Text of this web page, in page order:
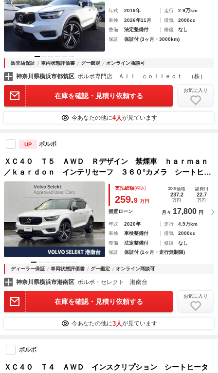
年式 2019年 走行
2.9万km
車検
2026年11月 排気
2000cc
整備
法定整備付 修復
なし
保証
保証付 (3ヶ月・3000km)
販売店保証 車両状態評価書 グー鑑定 オンライン商談可
神奈川県横浜市都筑区 ボルボ専門店 Ａｌｌ ｃｏｌｌｅｃｔ （株）オールコレクト
在庫を確認・見積り依頼する
お気に入り
今あなたの他に4人が見ています
UP ボルボ
ＸＣ４０ Ｔ５ ＡＷＤ Ｒデザイン 禁煙車 ｈａｒｍａｎ
／ｋａｒｄｏｎ インテリセーフ ３６０°カメラ シートヒー
ター パワーシート 純正１９インチアルミホイール ＬＥＤ
ヘッドライト ＢＬＩＳ クルーズコントロール ＥＴＣ２．
支払総額(税込)
259.9 万円
本体価格
237.2
万円
諸費用
22.7
万円
据置ローン 月々 17,800 円
年式 2020年 走行
4.9万km
車検
車検整備付 排気
2000cc
整備
法定整備付 修復
なし
保証
保証付 (1ヶ月・走行無制限)
ディーラー保証 車両状態評価書 グー鑑定 オンライン商談可
神奈川県横浜市港南区 ボルボ・セレクト 港南台
在庫を確認・見積り依頼する
お気に入り
今あなたの他に3人が見ています
ボルボ
ＸＣ４０ Ｔ４ ＡＷＤ インスクリプション シートヒータ